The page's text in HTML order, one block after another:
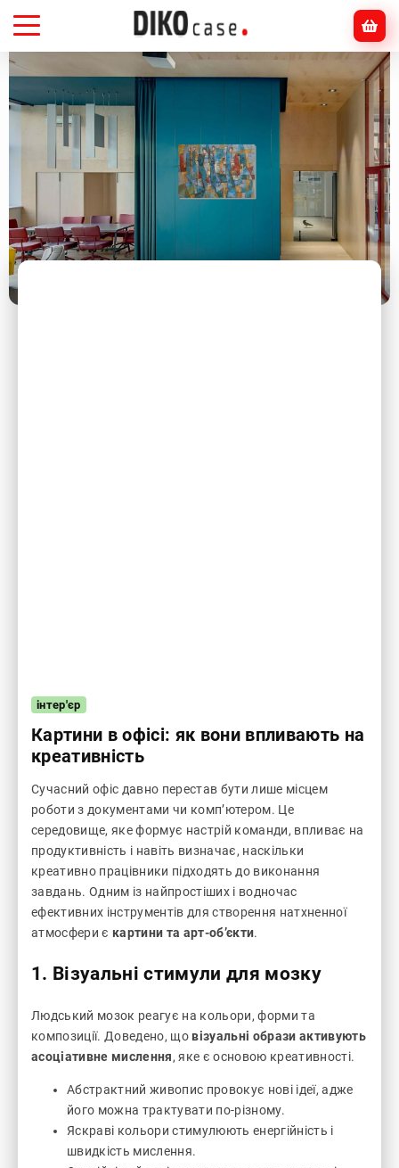
Головна інтер'єр
Картини в офісі: як вони впливають на
креативність
інтер'єр
Картини в офісі: як вони впливають на
креативність
Сучасний офіс давно перестав бути лише місцем
роботи з документами чи комп’ютером. Це
середовище, яке формує настрій команди, впливає на
продуктивність і навіть визначає, наскільки
креативно працівники підходять до виконання
завдань. Одним із найпростіших і водночас
ефективних інструментів для створення натхненної
атмосфери є картини та арт-об’єкти.
1. Візуальні стимули для мозку
Людський мозок реагує на кольори, форми та
композиції. Доведено, що візуальні образи активують
асоціативне мислення, яке є основою креативності.
Абстрактний живопис провокує нові ідеї, адже
його можна трактувати по-різному.
Яскраві кольори стимулюють енергійність і
швидкість мислення.